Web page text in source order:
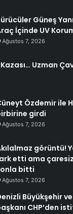
Güneş
İçinde UV
Ağustos 7, 2026
Uzman
Özdemir ile
girdi
Ağustos 7, 2026
görüntü!
etti ama
bitti
Ağustos 7, 2026
Büyükşehir
CHP’den